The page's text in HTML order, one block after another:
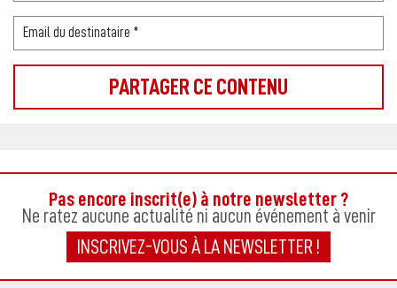
Pas encore inscrit(e) à notre newsletter ?
Ne ratez aucune actualité ni aucun événement à venir
INSCRIVEZ-VOUS À LA NEWSLETTER !